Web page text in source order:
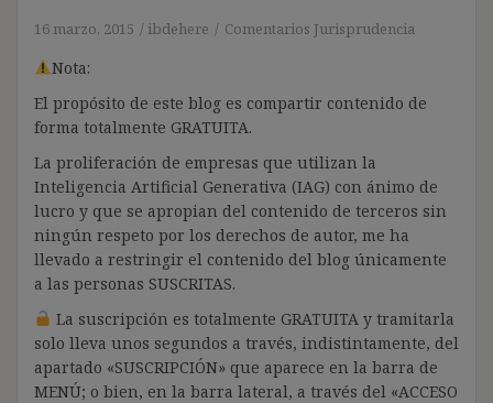
16 marzo, 2015 ibdehere Comentarios Jurisprudencia
Nota:
El propósito de este blog es compartir contenido de
forma totalmente GRATUITA.
La proliferación de empresas que utilizan la
Inteligencia Artificial Generativa (IAG) con ánimo de
lucro y que se apropian del contenido de terceros sin
ningún respeto por los derechos de autor, me ha
llevado a restringir el contenido del blog únicamente
a las personas SUSCRITAS.
La suscripción es totalmente GRATUITA y tramitarla
solo lleva unos segundos a través, indistintamente, del
apartado «SUSCRIPCIÓN» que aparece en la barra de
MENÚ; o bien, en la barra lateral, a través del «ACCESO